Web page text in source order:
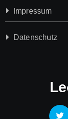
Impressum
Datenschutz­